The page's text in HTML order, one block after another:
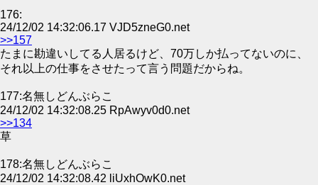
176:
24/12/02 14:32:06.17 VJD5zneG0.net
>>157
たまに勘違いしてる人居るけど、70万しか払ってないのに、
それ以上の仕事をさせたって言う問題だからね。
177:名無しどんぶらこ
24/12/02 14:32:08.25 RpAwyv0d0.net
>>134
草
178:名無しどんぶらこ
24/12/02 14:32:08.42 liUxhOwK0.net